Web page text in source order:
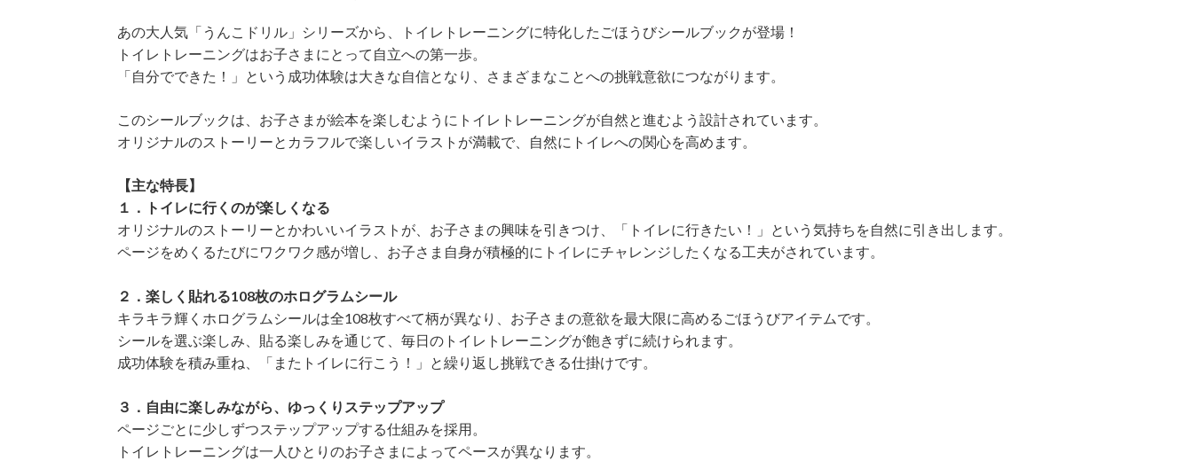
あの大人気「うんこドリル」シリーズから、トイレトレーニングに特化したごほうびシールブックが登場！
トイレトレーニングはお子さまにとって自立への第一歩。
「自分でできた！」という成功体験は大きな自信となり、さまざまなことへの挑戦意欲につながります。
このシールブックは、お子さまが絵本を楽しむようにトイレトレーニングが自然と進むよう設計されています。
オリジナルのストーリーとカラフルで楽しいイラストが満載で、自然にトイレへの関心を高めます。
【主な特長】
１．トイレに行くのが楽しくなる
オリジナルのストーリーとかわいいイラストが、お子さまの興味を引きつけ、「トイレに行きたい！」という気持ちを自然に引き出します。
ページをめくるたびにワクワク感が増し、お子さま自身が積極的にトイレにチャレンジしたくなる工夫がされています。
２．楽しく貼れる108枚のホログラムシール
キラキラ輝くホログラムシールは全108枚すべて柄が異なり、お子さまの意欲を最大限に高めるごほうびアイテムです。
シールを選ぶ楽しみ、貼る楽しみを通じて、毎日のトイレトレーニングが飽きずに続けられます。
成功体験を積み重ね、「またトイレに行こう！」と繰り返し挑戦できる仕掛けです。
３．自由に楽しみながら、ゆっくりステップアップ
ページごとに少しずつステップアップする仕組みを採用。
トイレトレーニングは一人ひとりのお子さまによってペースが異なります。